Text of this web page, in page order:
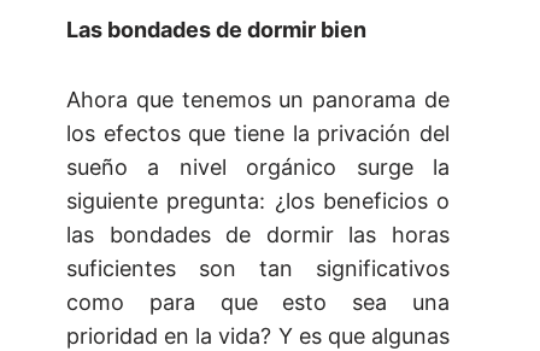
Las bondades de dormir bien
Ahora que tenemos un panorama de
los efectos que tiene la privación del
sueño a nivel orgánico surge la
siguiente pregunta: ¿los beneficios o
las bondades de dormir las horas
suficientes son tan significativos
como para que esto sea una
prioridad en la vida? Y es que algunas